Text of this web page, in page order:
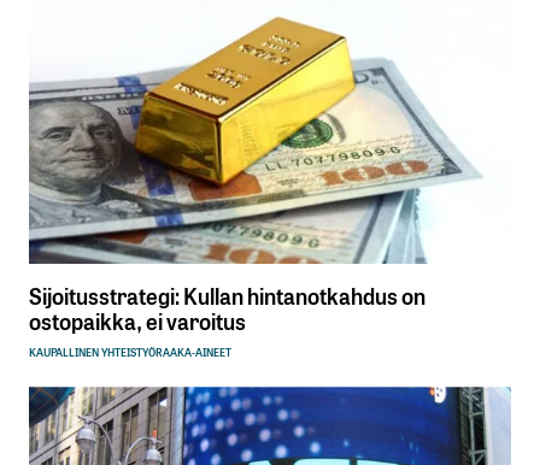
Sijoitusstrategi: Kullan hintanotkahdus on
ostopaikka, ei varoitus
KAUPALLINEN YHTEISTYÖRAAKA-AINEET